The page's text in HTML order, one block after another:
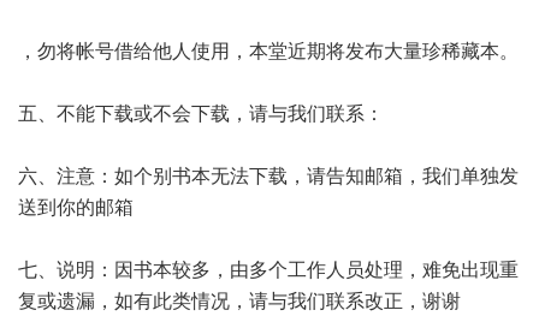
，勿将帐号借给他人使用，本堂近期将发布大量珍稀藏本。
五、不能下载或不会下载，请与我们联系：
六、注意：如个别书本无法下载，请告知邮箱，我们单独发
送到你的邮箱
七、说明：因书本较多，由多个工作人员处理，难免出现重
复或遗漏，如有此类情况，请与我们联系改正，谢谢